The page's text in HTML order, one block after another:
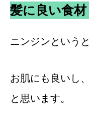
髪に良い食
ニンジンという
お肌にも良いし
と思います。